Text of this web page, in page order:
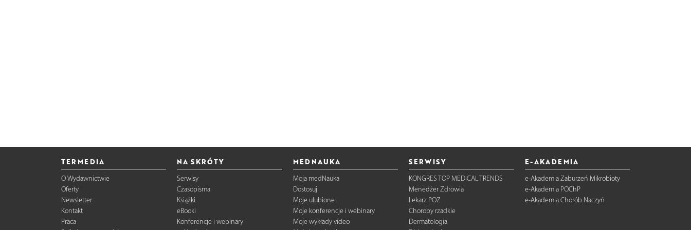
TERMEDIA
O Wydawnictwie
Oferty
Newsletter
Kontakt
Praca
NA SKRÓTY
Serwisy
Czasopisma
Książki
eBooki
Konferencje i webinary
MEDNAUKA
Moja medNauka
Dostosuj
Moje ulubione
Moje konferencje i webinary
Moje wykłady video
SERWISY
KONGRES TOP MEDICAL TRENDS
Menedżer Zdrowia
Lekarz POZ
Choroby rzadkie
Dermatologia
E-AKADEMIA
e-Akademia Zaburzeń Mikrobioty
e-Akademia POChP
e-Akademia Chorób Naczyń